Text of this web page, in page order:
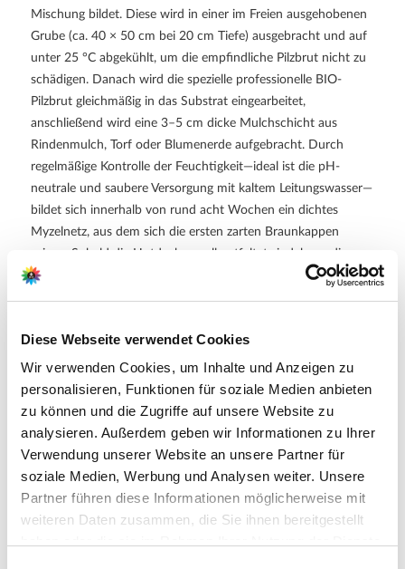
Diese Webseite verwendet Cookies
Wir verwenden Cookies, um Inhalte und Anzeigen zu
personalisieren, Funktionen für soziale Medien anbieten
zu können und die Zugriffe auf unsere Website zu
analysieren. Außerdem geben wir Informationen zu Ihrer
Verwendung unserer Website an unsere Partner für
soziale Medien, Werbung und Analysen weiter. Unsere
Partner führen diese Informationen möglicherweise mit
weiteren Daten zusammen, die Sie ihnen bereitgestellt
Mischung bildet. Diese wird in einer im Freien ausgehobenen
Grube (ca. 40 × 50 cm bei 20 cm Tiefe) ausgebracht und auf
unter 25 °C abgekühlt, um die empfindliche Pilzbrut nicht zu
schädigen. Danach wird die spezielle professionelle BIO-
Pilzbrut gleichmäßig in das Substrat eingearbeitet,
anschließend wird eine 3–5 cm dicke Mulchschicht aus
Rindenmulch, Torf oder Blumenerde aufgebracht. Durch
regelmäßige Kontrolle der Feuchtigkeit—ideal ist die pH-
neutrale und saubere Versorgung mit kaltem Leitungswasser—
bildet sich innerhalb von rund acht Wochen ein dichtes
Myzelnetz, aus dem sich die ersten zarten Braunkappen
zeigen. Sobald die Hutdecken voll entfaltet sind, kann die
Ernte beginnen, und bei günstigen Bedingungen folgt sie in
Gartenboden einarbeiten, wo es als wertvoller Kompost das
Erdreich bereichert.
Weitere Informationen
Feines, nussiges Aroma
BIO-Zertifiziert nach ÖKO-StandardDE-ÖKO-006
Lieferumfang: 1 Packung je Verpackungseinheit (VE)